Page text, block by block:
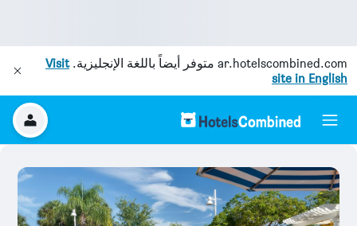
ar.hotelscombined.com متوفر أيضاً باللغة الإنجليزية.Visit
site in English